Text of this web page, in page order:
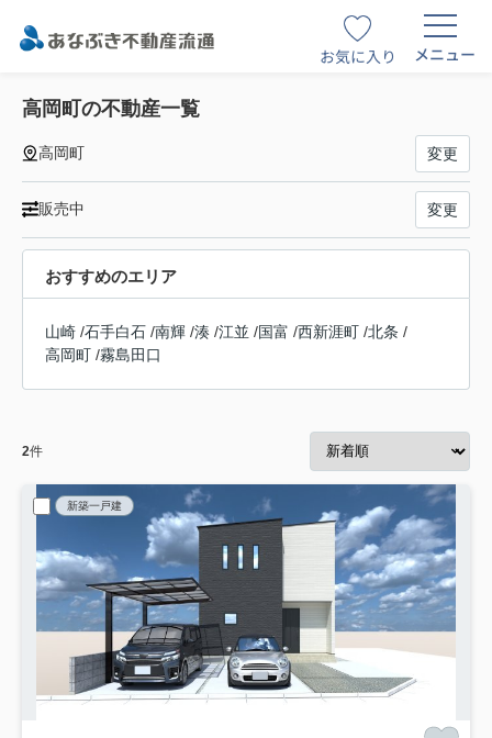
お気に入り メニュー
高岡町の不動産一覧
高岡町 変更
販売中 変更
おすすめのエリア
山崎 /石手白石 /南輝 /湊 /江並 /国富 /西新涯町 /北条 /
高岡町 /霧島田口
2件
新築一戸建